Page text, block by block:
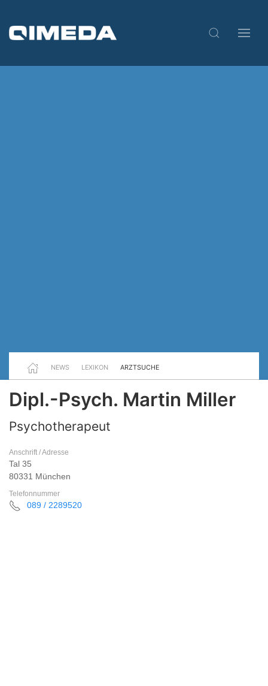
NEWS LEXIKON ARZTSUCHE
Dipl.-Psych. Martin Miller
Psychotherapeut
Anschrift / Adresse
Tal 35
80331 München
Telefonnummer
089 / 2289520